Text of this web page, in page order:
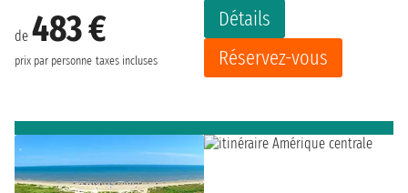
de 483 €
prix par personne taxes incluses
Détails
Réservez-vous